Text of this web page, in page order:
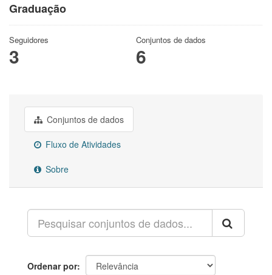
Graduação
Seguidores
3
Conjuntos de dados
6
Conjuntos de dados
Fluxo de Atividades
Sobre
Ordenar por